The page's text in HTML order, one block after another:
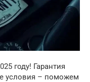
году! Гарантия
условия – поможем